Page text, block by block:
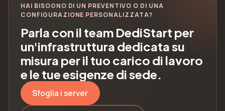
HAI BISOGNO DI UN PREVENTIVO O DI UNA
CONFIGURAZIONE PERSONALIZZATA?
Parla con il team DediStart per
un'infrastruttura dedicata su
misura per il tuo carico di lavoro
e le tue esigenze di sede.
Sfoglia i server